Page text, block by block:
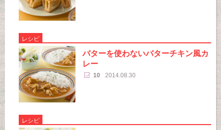
レシピ
バターを使わないバターチキン風カ
レー
10 2014.08.30
レシピ